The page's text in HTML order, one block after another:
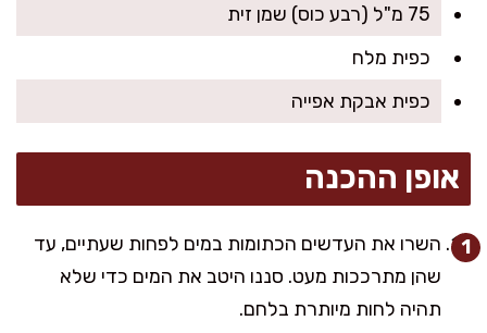
75 מ"ל (רבע כוס) שמן זית
כפית מלח
כפית אבקת אפייה
אופן ההכנה
השרו את העדשים הכתומות במים לפחות שעתיים, עד
שהן מתרככות מעט. סננו היטב את המים כדי שלא
תהיה לחות מיותרת בלחם.